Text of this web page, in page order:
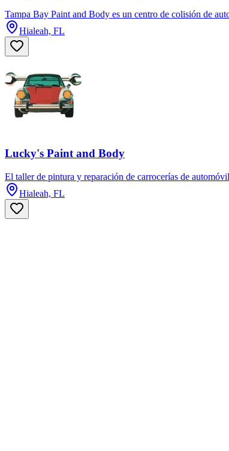
Tampa Bay Paint and Body es un centro de colisión de
Hialeah, FL
Lucky's Paint and Body
El taller de pintura y reparación de carrocerías de
Hialeah, FL